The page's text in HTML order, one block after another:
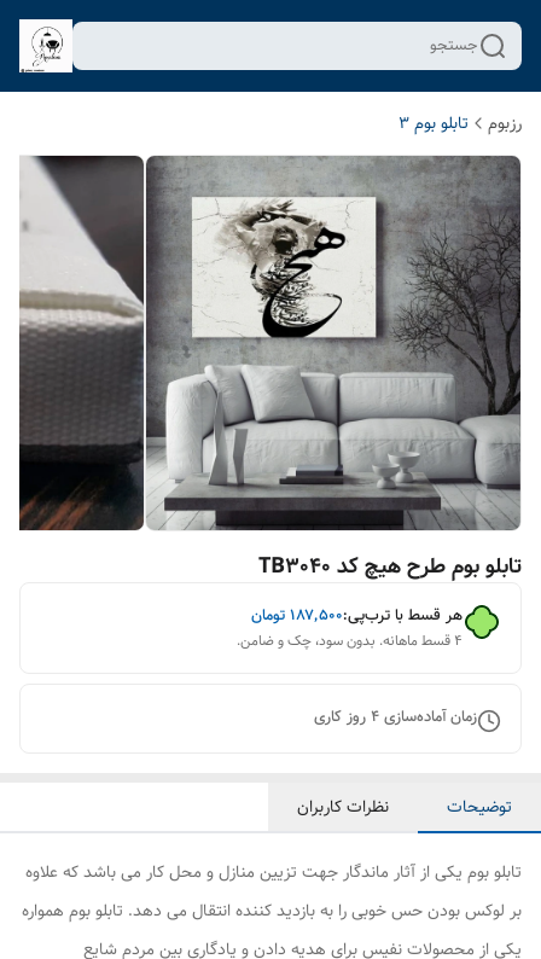
جستجو
رزبوم تابلو بوم 3
تابلو بوم طرح هیچ کد TB3040
هر قسط با ترب‌پی:۱۸۷٬۵۰۰تومان
۴ قسط ماهانه. بدون سود، چک و ضامن.
زمان آماده‌سازی4روز کاری
توضیحات نظرات کاربران
تابلو بوم یکی از آثار ماندگار جهت تزیین منازل و محل کار می باشد که علاوه
بر لوکس بودن حس خوبی را به بازدید کننده انتقال می دهد. تابلو بوم همواره
یکی از محصولات نفیس برای هدیه دادن و یادگاری بین مردم شایع